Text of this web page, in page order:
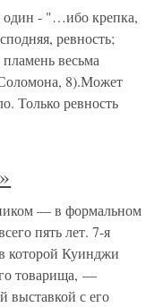
один - "…ибо крепка,
ревность;
весьма
8).Может
Только ревность
— в формальном
пять лет. 7-я
которой Куинджи
товарища, —
выставкой с его